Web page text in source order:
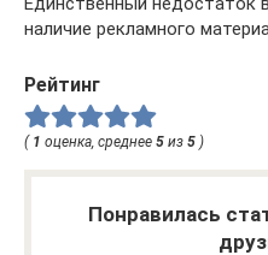
наличие рекламного
Рейтинг
( 1 оценка, среднее 5 из 5 )
Понравилась